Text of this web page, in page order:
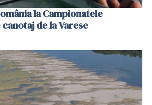
la Campionatele
de la Varese